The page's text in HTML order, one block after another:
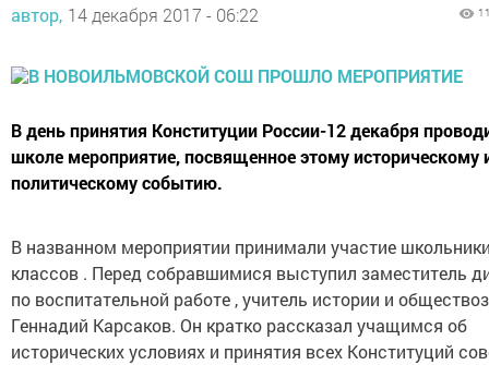
автор, 14 декабря 2017 - 06:22
В день принятия Конституции России-12 декабря
школе мероприятие, посвященное этому историческому
политическому событию.
В названном мероприятии принимали участие
классов . Перед собравшимися выступил заместитель
по воспитательной работе , учитель истории и
Геннадий Карсаков. Он кратко рассказал учащимся об
исторических условиях и принятия всех Конституций